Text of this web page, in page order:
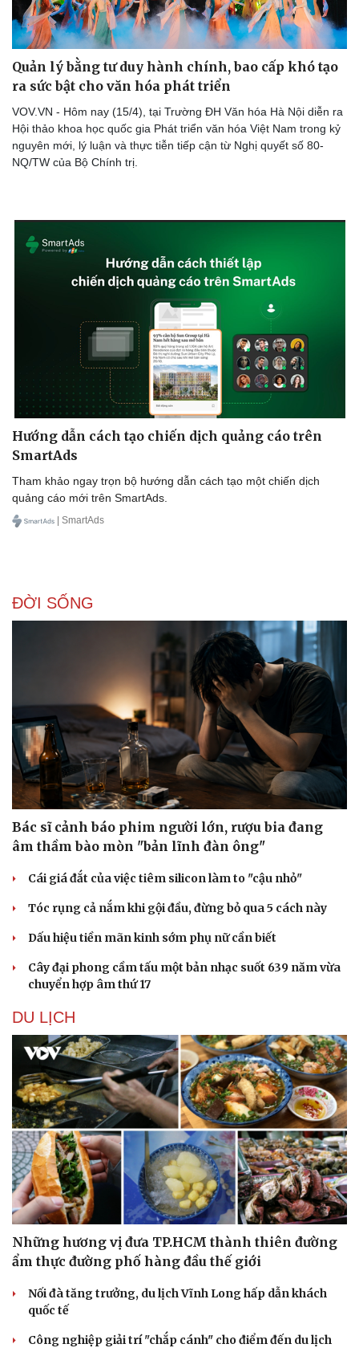
Dinh dưỡng - món ngon
Cây thuốc
Sản phụ khoa
Nhi khoa
Làm đẹp - giảm cân
Phòng mạch online
Nhà đẹp
Blog
Tình yêu - Gia đình
Quản lý bằng tư duy hành chính, bao cấp khó tạo
ra sức bật cho văn hóa phát triển
VOV.VN - Hôm nay (15/4), tại Trường ĐH Văn hóa Hà Nội diễn ra
Hội thảo khoa học quốc gia Phát triển văn hóa Việt Nam trong kỷ
nguyên mới, lý luận và thực tiễn tiếp cận từ Nghị quyết số 80-
NQ/TW của Bộ Chính trị.
Hướng dẫn cách tạo chiến dịch quảng cáo trên
SmartAds
Tham khảo ngay trọn bộ hướng dẫn cách tạo một chiến dịch
quảng cáo mới trên SmartAds.
| SmartAds
ĐỜI SỐNG
Bác sĩ cảnh báo phim người lớn, rượu bia đang
âm thầm bào mòn "bản lĩnh đàn ông"
Cái giá đắt của việc tiêm silicon làm to "cậu nhỏ"
Tóc rụng cả nắm khi gội đầu, đừng bỏ qua 5 cách này
Dấu hiệu tiền mãn kinh sớm phụ nữ cần biết
Cây đại phong cầm tấu một bản nhạc suốt 639 năm vừa
chuyển hợp âm thứ 17
DU LỊCH
Những hương vị đưa TP.HCM thành thiên đường
ẩm thực đường phố hàng đầu thế giới
Nối đà tăng trưởng, du lịch Vĩnh Long hấp dẫn khách
quốc tế
Công nghiệp giải trí "chắp cánh" cho điểm đến du lịch